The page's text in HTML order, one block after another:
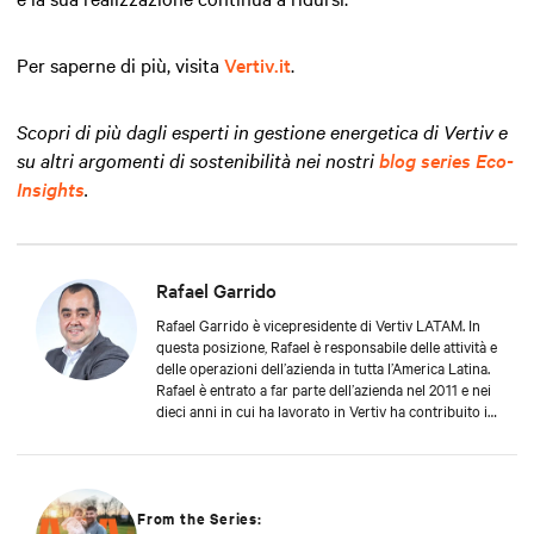
Per saperne di più, visita Vertiv.it.
Scopri di più dagli esperti in gestione energetica di Vertiv e
su altri argomenti di sostenibilità nei nostriblog series Eco-
Insights.
Rafael Garrido
Rafael Garrido è vicepresidente di Vertiv LATAM. In
questa posizione, Rafael è responsabile delle attività e
delle operazioni dell’azienda in tutta l’America Latina.
Rafael è entrato a far parte dell’azienda nel 2011 e nei
dieci anni in cui ha lavorato in Vertiv ha contribuito in
Questo risultato è rafforzato dal profondo impegno
rapidamente nuove soluzioni a supporto della
From the Series: